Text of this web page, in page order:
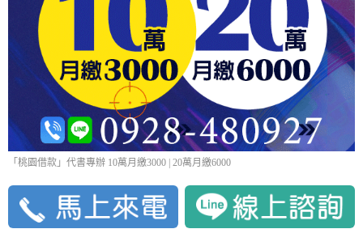
「桃園借款」代書專辦 10萬月繳3000 | 20萬月繳6000